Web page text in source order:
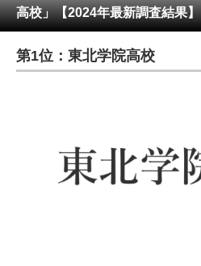
メディア
注目記事を集めた総合ページ
ITの今と未来を見通す
好きが集まる 比べて選べる
高校」【2024年最新調査結果】
第1位：東北学院高校